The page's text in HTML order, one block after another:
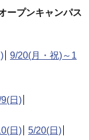
ープンキャンパス
9/20(月・祝)～1
日)
日)
5/20(日)